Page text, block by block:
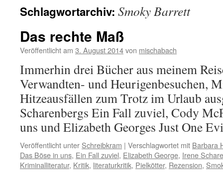
Schlagwortarchiv: Smoky Barrett
Das rechte Maß
Veröffentlicht am 3. August 2014von mischabach
Immerhin drei Bücher aus meinem
Verwandten- und Heurigenbesuchen,
Hitzeausfällen zum Trotz im Urlaub
Scharenbergs Ein Fall zuviel, Cody
uns und Elizabeth Georges Just One
Veröffentlicht unter Schreibkram | Verschlagwortet mit Barbara
Das Böse in uns, Ein Fall zuviel, Elizabeth George, Irene
Kriminalliteratur, Kritik, literaturkritik, Pielkötter, Rezension,